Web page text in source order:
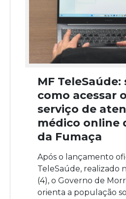
MF TeleSaúde:
como acessar
serviço de
médico online
da Fumaça
Após o lançamento
TeleSaúde, realizado
(4), o Governo de
orienta a população